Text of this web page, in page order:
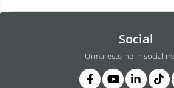
Social
Urmareste-ne in social